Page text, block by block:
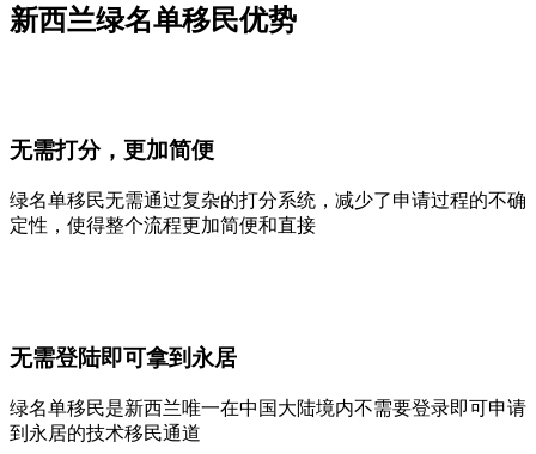
新西兰绿名单移民优势
无需打分，更加简便
绿名单移民无需通过复杂的打分系统，减少了申请过程的不确
定性，使得整个流程更加简便和直接
无需登陆即可拿到永居
绿名单移民是新西兰唯一在中国大陆境内不需要登录即可申请
到永居的技术移民通道